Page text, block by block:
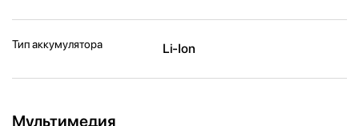
Тип аккумулятора Li-Ion
Мультимедия